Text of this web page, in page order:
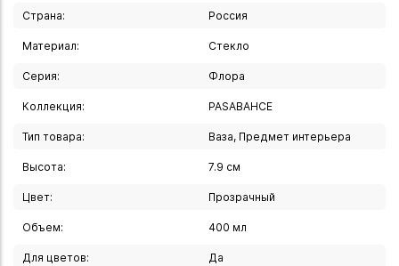
Страна: Россия
Материал: Стекло
Серия: Флора
Коллекция: PASABAHCE
Тип товара: Ваза, Предмет интерьера
Высота: 7.9 см
Цвет: Прозрачный
Объем: 400 мл
Для цветов: Да